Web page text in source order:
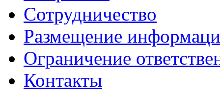
Сотрудничество
Размещение
Ограничение
Контакты